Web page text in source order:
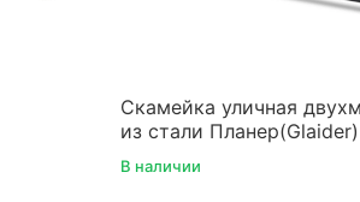
Скамейка уличная
из стали
В наличии